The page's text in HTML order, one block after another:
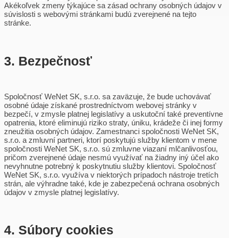
Akékoľvek zmeny týkajúce sa zásad ochrany osobných údajov v
súvislosti s webovými stránkami budú zverejnené na tejto
stránke.
3. Bezpečnosť
Spoločnosť WeNet SK, s.r.o. sa zaväzuje, že bude uchovávať
osobné údaje získané prostredníctvom webovej stránky v
bezpečí, v zmysle platnej legislatívy a uskutoční také preventívne
opatrenia, ktoré eliminujú riziko straty, úniku, krádeže či inej formy
zneužitia osobných údajov. Zamestnanci spoločnosti WeNet SK,
s.r.o. a zmluvní partneri, ktorí poskytujú služby klientom v mene
spoločnosti WeNet SK, s.r.o. sú zmluvne viazaní mlčanlivosťou,
pričom zverejnené údaje nesmú využívať na žiadny iný účel ako
nevyhnutne potrebný k poskytnutiu služby klientovi. Spoločnosť
WeNet SK, s.r.o. využíva v niektorých prípadoch nástroje tretích
strán, ale výhradne také, kde je zabezpečená ochrana osobných
údajov v zmysle platnej legislatívy.
4. Súbory cookies